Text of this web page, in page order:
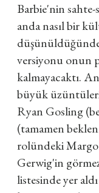
Barbie'nin sahte-
anda nasıl bir
versiyonu onun
kalmayacaktı.
büyük
Ryan Gosling
(tamamen
rolündeki
Gerwig'in
listesinde yer